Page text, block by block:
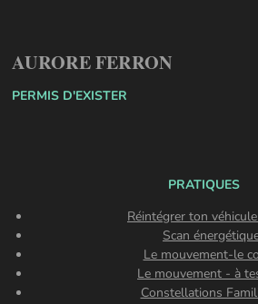
AURORE FERRON
PERMIS D'EXISTER
PRATIQUES
Réintégrer ton
Scan
Le mouvement-le
Le mouvement - à
Constellations